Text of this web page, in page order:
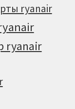
ryanair
ryanair